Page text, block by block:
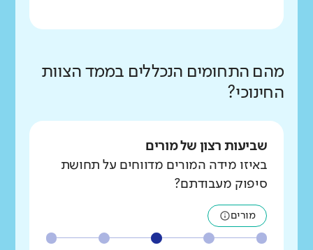
מהם התחומים הנכללים בממד הצוות
החינוכי?
שביעות רצון של מורים
באיזו מידה המורים מדווחים על תחושת
סיפוק מעבודתם?
מורים